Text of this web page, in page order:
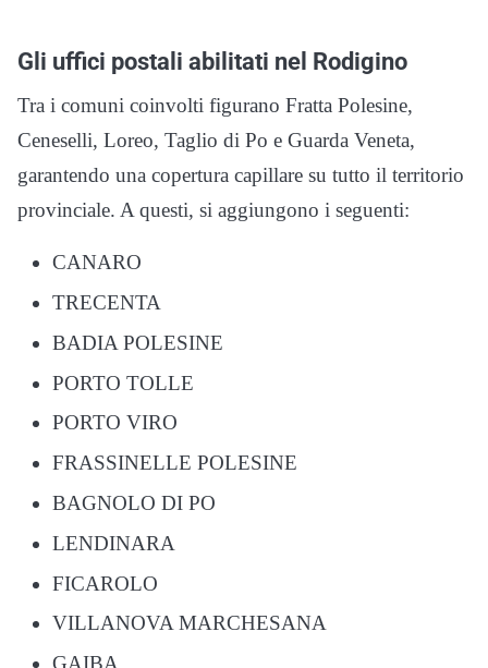
Gli uffici postali abilitati nel Rodigino
Tra i comuni coinvolti figurano Fratta Polesine,
Ceneselli, Loreo, Taglio di Po e Guarda Veneta,
garantendo una copertura capillare su tutto il territorio
provinciale. A questi, si aggiungono i seguenti:
CANARO
TRECENTA
BADIA POLESINE
PORTO TOLLE
PORTO VIRO
FRASSINELLE POLESINE
BAGNOLO DI PO
LENDINARA
FICAROLO
VILLANOVA MARCHESANA
GAIBA